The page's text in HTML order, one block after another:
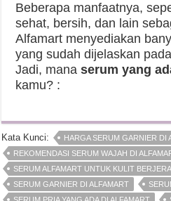
Beberapa manfaatnya,
sehat, bersih, dan lain
Alfamart menyediakan
yang sudah dijelaskan
Jadi, manaserum yang
kamu? :
Kata Kunci:
HARGA SERUM GARNIER DI
REKOMENDASI SERUM WAJAH DI
SERUM ALFAMART UNTUK KULIT
SERUM GARNIER DI ALFAMART